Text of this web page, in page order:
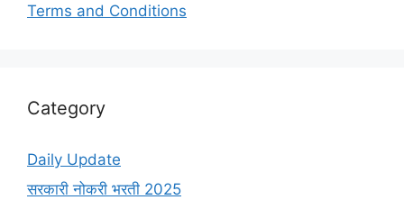
Terms and Conditions
Category
Daily Update
सरकारी नोकरी भरती 2025